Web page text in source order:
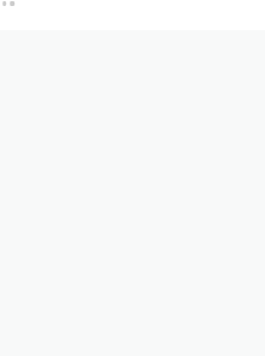
16小时前